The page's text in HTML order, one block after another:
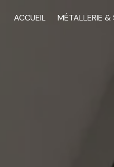
ACCUEIL MÉTALLERIE &